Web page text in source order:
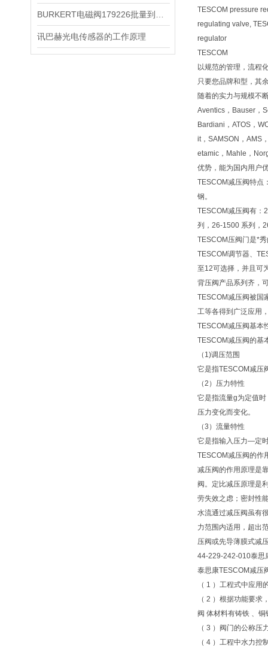
讯巴赫光电传感器的工作原理
TESCOM pressure
regulating valve,
regulator
TESCOM
以规范的管理，流程
只要您品牌和型，其
随着的实力与规模不
Aventics，Bauser，
Bardiani，ATOS，
it，SAMSON，AMS
etamic，Mahle，
优势，能为国内用户
TESCOM减压阀特点
钢。
TESCOM减压阀有：
列，26-1500 系列，
TESCOM压阀门是*
TESCOM调节器、
至12可选择，并且可
背压阀产品系列齐，
TESCOM减压阀被国
工等各得到广泛应用
TESCOM减压阀基本
TESCOM减压阀的基
（1)调压范围
它是指TESCOM减压
（2）压力特性
它是指流量g为定值
压力变化而变化。
（3）流量特性
它是指输入压力—定
TESCOM减压阀的作
减压阀的作用原理是
阀。定比减压原理是
劳失效之虑；密封性
水流通过减压阀虽有
力范围内适用，超出
压阀或先导薄膜式减
44-229-242-010泰思
泰思康TESCOM减压
（ 1 ）工程式中应
（ 2 ）根据功能要
阀 体材料有铸铁 、
（ 3 ）阀门的公称
（ 4 ）工程中水力